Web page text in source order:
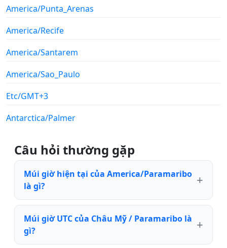
America/Punta_Arenas
America/Recife
America/Santarem
America/Sao_Paulo
Etc/GMT+3
Antarctica/Palmer
Câu hỏi thường gặp
Múi giờ hiện tại của America/Paramaribo
là gì?
Múi giờ UTC của Châu Mỹ / Paramaribo là
gì?